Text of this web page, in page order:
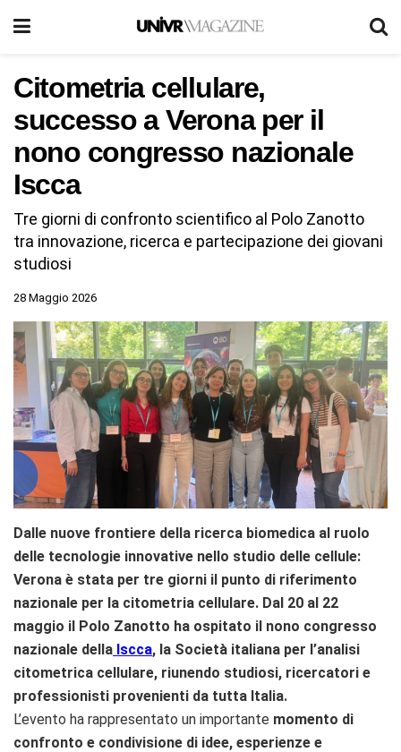
Citometria cellulare,
successo a Verona per il
nono congresso nazionale
Iscca
Tre giorni di confronto scientifico al Polo Zanotto
tra innovazione, ricerca e partecipazione dei giovani
studiosi
28 Maggio 2026
Dalle nuove frontiere della ricerca biomedica al ruolo
delle tecnologie innovative nello studio delle cellule:
Verona è stata per tre giorni il punto di riferimento
nazionale per la citometria cellulare. Dal 20 al 22
maggio il Polo Zanotto ha ospitato il nono congresso
nazionale della Iscca, la Società italiana per l’analisi
citometrica cellulare, riunendo studiosi, ricercatori e
professionisti provenienti da tutta Italia.
L’evento ha rappresentato un importante momento di
confronto e condivisione di idee, esperienze e